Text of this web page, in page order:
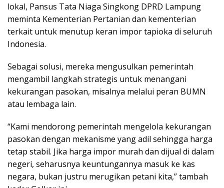
lokal, Pansus Tata Niaga Singkong DPRD Lampung
meminta Kementerian Pertanian dan kementerian
terkait untuk menutup keran impor tapioka di seluruh
Indonesia.
Sebagai solusi, mereka mengusulkan pemerintah
mengambil langkah strategis untuk menangani
kekurangan pasokan, misalnya melalui peran BUMN
atau lembaga lain.
“Kami mendorong pemerintah mengelola kekurangan
pasokan dengan mekanisme yang adil sehingga harga
tetap stabil. Jika harga impor murah dan dijual di dalam
negeri, seharusnya keuntungannya masuk ke kas
negara, bukan justru merugikan petani kita,” tambah